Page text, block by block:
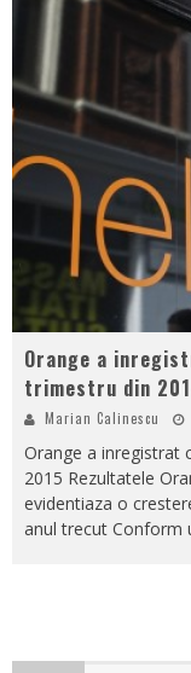
Orange a
trimestru din
Marian Calinescu
Orange a inregistrat
2015 Rezultatele
evidentiaza o
anul trecut Conform